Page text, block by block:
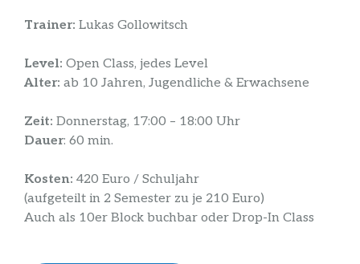
Trainer: Lukas Gollowitsch
Level: Open Class, jedes Level
Alter: ab 10 Jahren, Jugendliche & Erwachsene
Zeit: Donnerstag, 17:00 – 18:00 Uhr
Dauer: 60 min.
Kosten: 420 Euro / Schuljahr
(aufgeteilt in 2 Semester zu je 210 Euro)
Auch als 10er Block buchbar oder Drop-In Class